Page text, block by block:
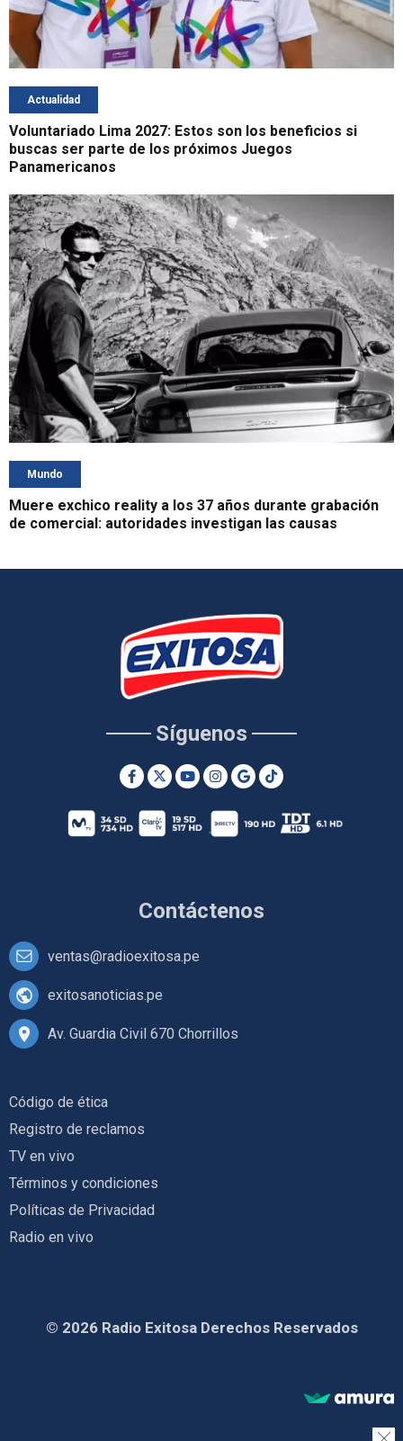
Actualidad
Voluntariado Lima 2027: Estos son los beneficios si
buscas ser parte de los próximos Juegos
Panamericanos
Mundo
Muere exchico reality a los 37 años durante grabación
de comercial: autoridades investigan las causas
Contáctenos
ventas@radioexitosa.pe
exitosanoticias.pe
Av. Guardia Civil 670 Chorrillos
Síguenos
Código de ética
Registro de reclamos
TV en vivo
Términos y condiciones
Políticas de Privacidad
Radio en vivo
© 2026 Radio Exitosa Derechos Reservados